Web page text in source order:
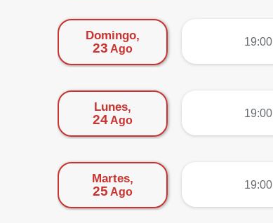
Domingo,
23 Ago
19:00
Lunes,
24 Ago
19:00
Martes,
25 Ago
19:00